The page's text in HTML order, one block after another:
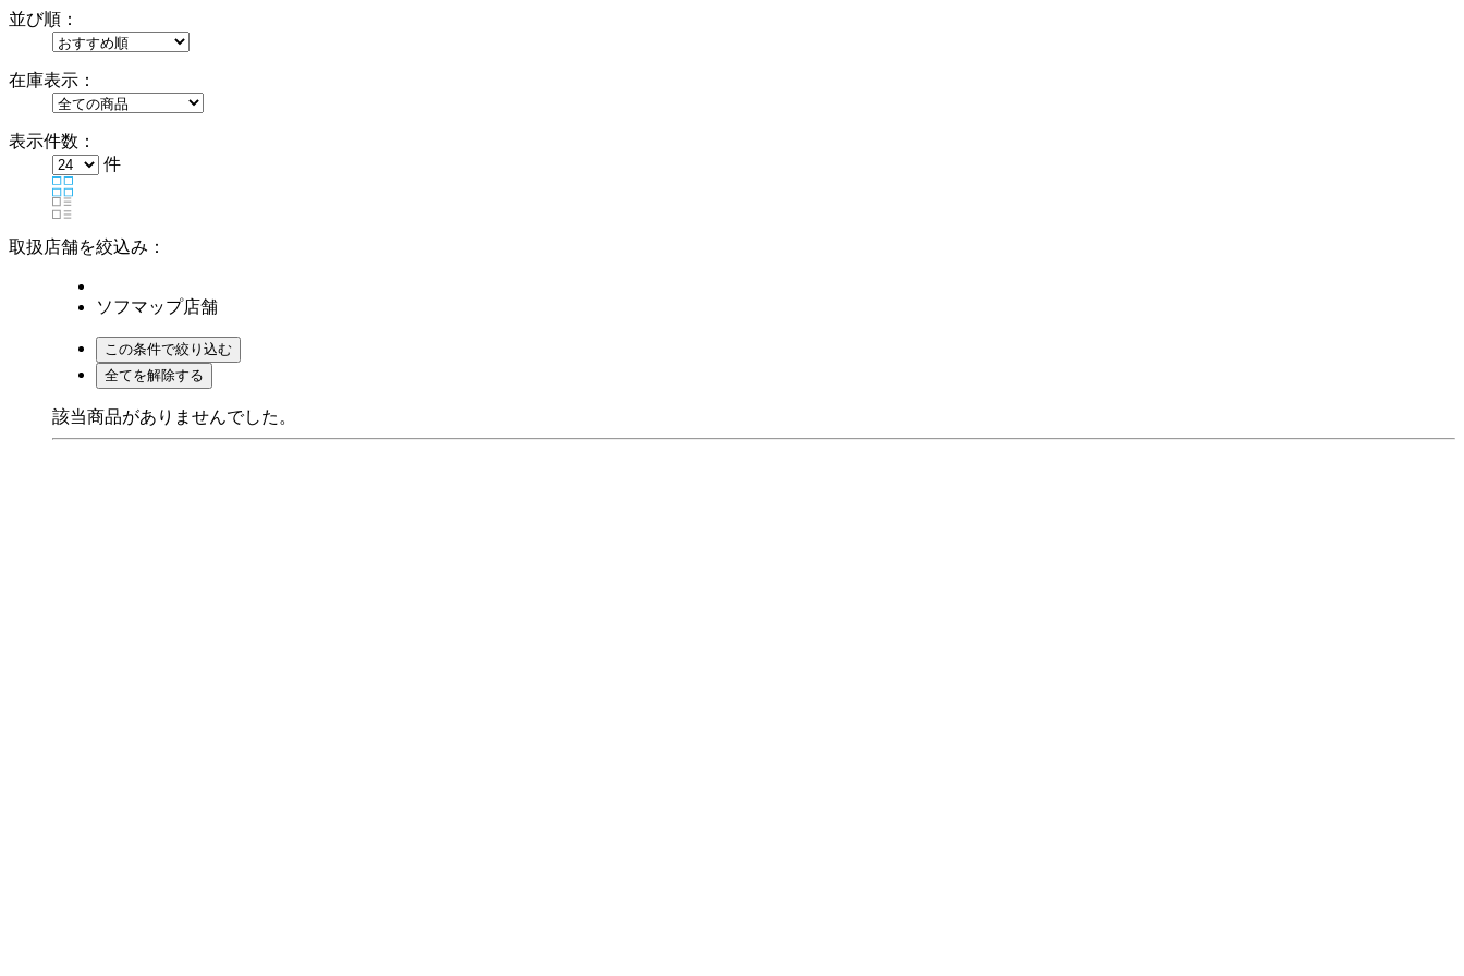
並び順：
在庫表示：
表示件数：
件
取扱店舗を絞込み：
ソフマップ店舗
該当商品がありませんでした。